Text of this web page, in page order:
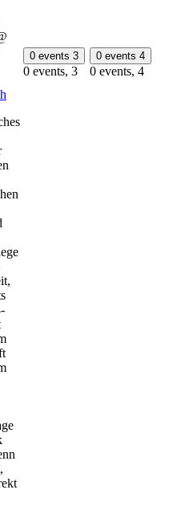
0 events 3
0 events, 3
0 events 4
0 events, 4